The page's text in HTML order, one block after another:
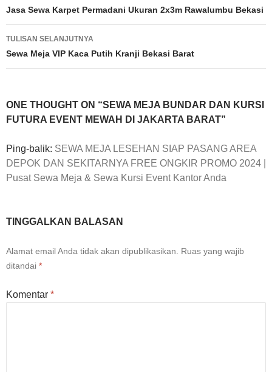
Tulisan
Jasa Sewa Karpet Permadani Ukuran 2x3m Rawalumbu Bekasi
TULISAN SELANJUTNYA
Sewa Meja VIP Kaca Putih Kranji Bekasi Barat
ONE THOUGHT ON “SEWA MEJA BUNDAR DAN KURSI
FUTURA EVENT MEWAH DI JAKARTA BARAT”
Ping-balik: SEWA MEJA LESEHAN SIAP PASANG AREA
DEPOK DAN SEKITARNYA FREE ONGKIR PROMO 2024 |
Pusat Sewa Meja & Sewa Kursi Event Kantor Anda
TINGGALKAN BALASAN
Alamat email Anda tidak akan dipublikasikan.
Ruas yang wajib
ditandai *
Komentar *